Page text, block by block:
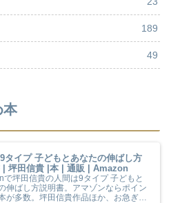
189
49
本
タイプ 子どもとあなたの伸ばし方
| 坪田信貴 |本 | 通販 | Amazon
で坪田信貴の人間は9タイプ 子どもと
伸ばし方説明書。アマゾンならポイン
が多数。坪田信貴作品ほか、お急ぎ便